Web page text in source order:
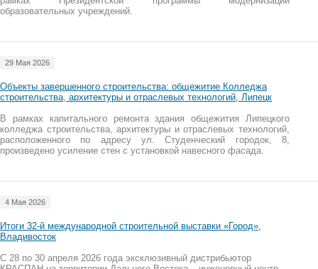
образовательных учреждений.
29 Мая 2026
Объекты завершенного строительства: общежитие Колледжа
строительства, архитектуры и отраслевых технологий, Липецк
В рамках капитального ремонта здания общежития Липецкого
колледжа строительства, архитектуры и отраслевых технологий,
расположенного по адресу ул. Студенческий городок, 8,
произведено усиление стен с установкой навесного фасада.
4 Мая 2026
Итоги 32-й международной строительной выставки «Город»,
Владивосток
С 28 по 30 апреля 2026 года эксклюзивный дистрибьютор